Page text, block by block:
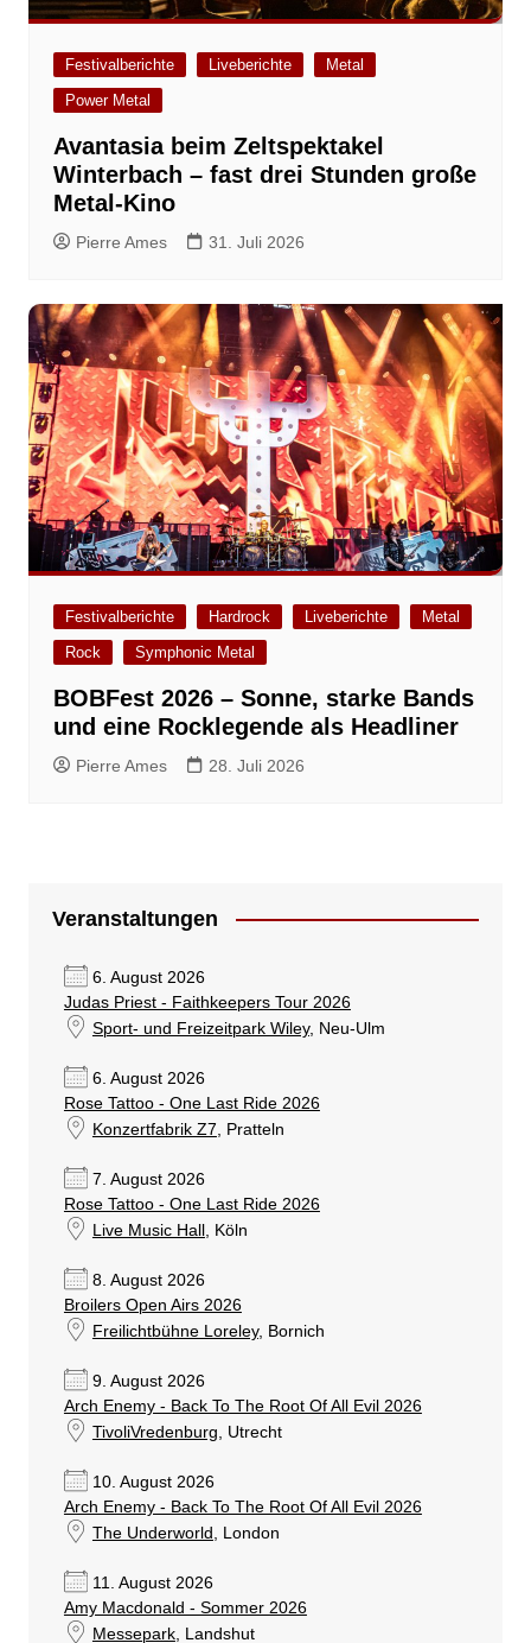
Festivalberichte Liveberichte
Metal
Power Metal
Avantasia beim Zeltspektakel
Winterbach – fast drei Stunden große
Metal-Kino
Pierre Ames 31. Juli 2026
Festivalberichte Hardrock Liveberichte
Metal
Rock
Symphonic Metal
BOBFest 2026 – Sonne, starke Bands
und eine Rocklegende als Headliner
Pierre Ames 28. Juli 2026
Veranstaltungen
6. August 2026
Judas Priest - Faithkeepers Tour 2026
Sport- und Freizeitpark Wiley, Neu-Ulm
6. August 2026
Rose Tattoo - One Last Ride 2026
Konzertfabrik Z7 , Pratteln
7. August 2026
Rose Tattoo - One Last Ride 2026
Live Music Hall
, Köln
8. August 2026
Broilers Open Airs 2026
Freilichtbühne Loreley, Bornich
9. August 2026
Arch Enemy - Back To The Root Of All Evil 2026
TivoliVredenburg , Utrecht
10. August 2026
Arch Enemy - Back To The Root Of All Evil 2026
The Underworld
, London
11. August 2026
Amy Macdonald - Sommer 2026
Messepark, Landshut